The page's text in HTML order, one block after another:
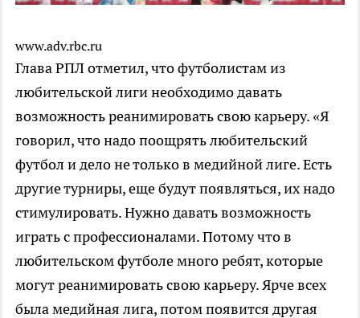
www.adv.rbc.ru
Глава РПЛ отметил, что футболистам из
любительской лиги необходимо давать
возможность реанимировать свою карьеру. «Я
говорил, что надо поощрять любительский
футбол и дело не только в медийной лиге. Есть
другие турниры, еще будут появляться, их надо
стимулировать. Нужно давать возможность
играть с профессионалами. Потому что в
любительском футболе много ребят, которые
могут реанимировать свою карьеру. Ярче всех
была медийная лига, потом появится другая